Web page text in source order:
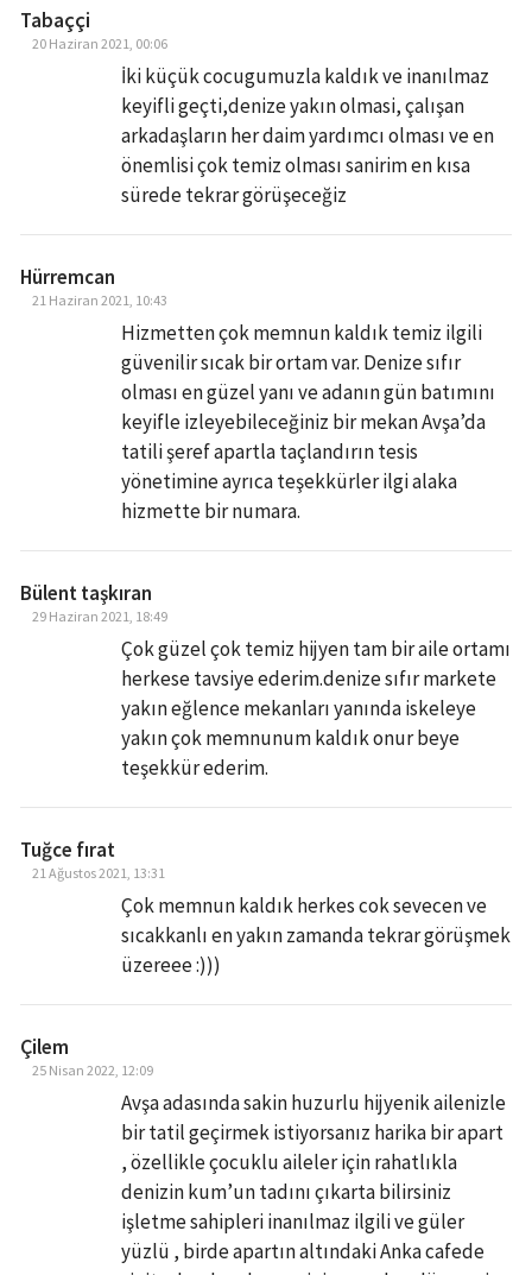
Tabaççi
20 Haziran 2021, 00:06
İki küçük cocugumuzla kaldık ve inanılmaz
keyifli geçti,denize yakın olmasi, çalışan
arkadaşların her daim yardımcı olması ve en
önemlisi çok temiz olması sanirim en kısa
sürede tekrar görüşeceğiz
Hürremcan
21 Haziran 2021, 10:43
Hizmetten çok memnun kaldık temiz ilgili
güvenilir sıcak bir ortam var. Denize sıfır
olması en güzel yanı ve adanın gün batımını
keyifle izleyebileceğiniz bir mekan Avşa’da
tatili şeref apartla taçlandırın tesis
yönetimine ayrıca teşekkürler ilgi alaka
hizmette bir numara.
Bülent taşkıran
29 Haziran 2021, 18:49
Çok güzel çok temiz hijyen tam bir aile ortamı
herkese tavsiye ederim.denize sıfır markete
yakın eğlence mekanları yanında iskeleye
yakın çok memnunum kaldık onur beye
teşekkür ederim.
Tuğce fırat
21 Ağustos 2021, 13:31
Çok memnun kaldık herkes cok sevecen ve
sıcakkanlı en yakın zamanda tekrar görüşmek
üzereee :)))
Çilem
25 Nisan 2022, 12:09
Avşa adasında sakin huzurlu hijyenik ailenizle
bir tatil geçirmek istiyorsanız harika bir apart
, özellikle çocuklu aileler için rahatlıkla
denizin kum’un tadını çıkarta bilirsiniz
işletme sahipleri inanılmaz ilgili ve güler
yüzlü , birde apartın altındaki Anka cafede